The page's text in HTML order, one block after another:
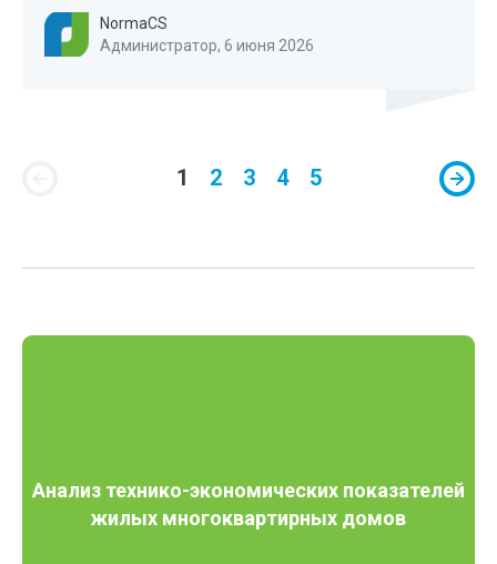
NormaCS
Администратор, 6 июня 2026
1 2 3 4 5
Анализ технико-экономических показателей
жилых многоквартирных домов